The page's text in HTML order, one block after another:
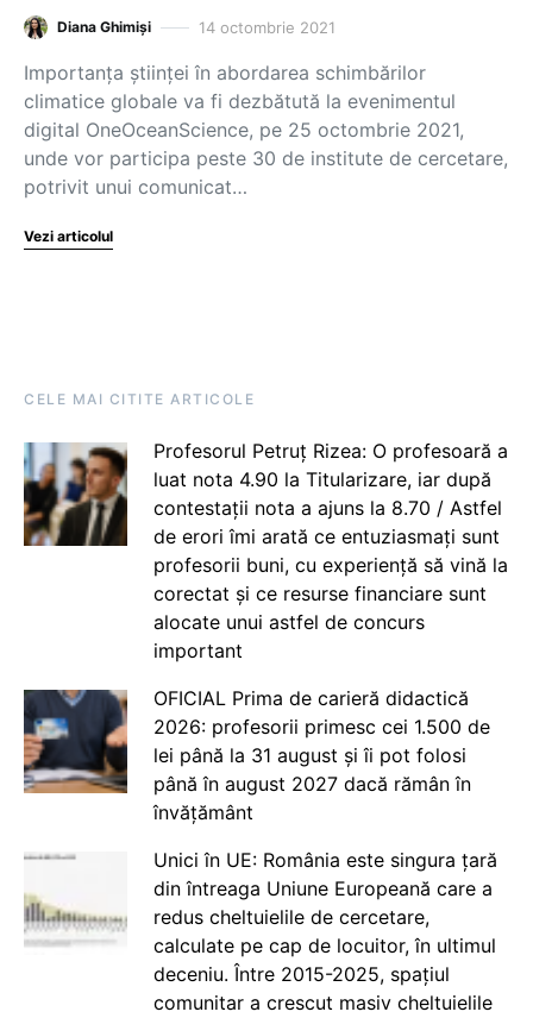
Diana Ghimiși 14 octombrie 2021
Importanța științei în abordarea schimbărilor
climatice globale va fi dezbătută la evenimentul
digital OneOceanScience, pe 25 octombrie 2021,
unde vor participa peste 30 de institute de cercetare,
potrivit unui comunicat…
Vezi articolul
CELE MAI CITITE ARTICOLE
Profesorul Petruț Rizea: O profesoară a
luat nota 4.90 la Titularizare, iar după
contestații nota a ajuns la 8.70 / Astfel
de erori îmi arată ce entuziasmați sunt
profesorii buni, cu experiență să vină la
corectat și ce resurse financiare sunt
alocate unui astfel de concurs
important
OFICIAL Prima de carieră didactică
2026: profesorii primesc cei 1.500 de
lei până la 31 august și îi pot folosi
până în august 2027 dacă rămân în
învățământ
Unici în UE: România este singura țară
din întreaga Uniune Europeană care a
redus cheltuielile de cercetare,
calculate pe cap de locuitor, în ultimul
deceniu. Între 2015-2025, spațiul
comunitar a crescut masiv cheltuielile